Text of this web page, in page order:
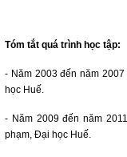
Tóm tắt quá trình học tập:
- Năm 2003 đến năm
học Huế.
- Năm 2009 đến năm
phạm, Đại học Huế.